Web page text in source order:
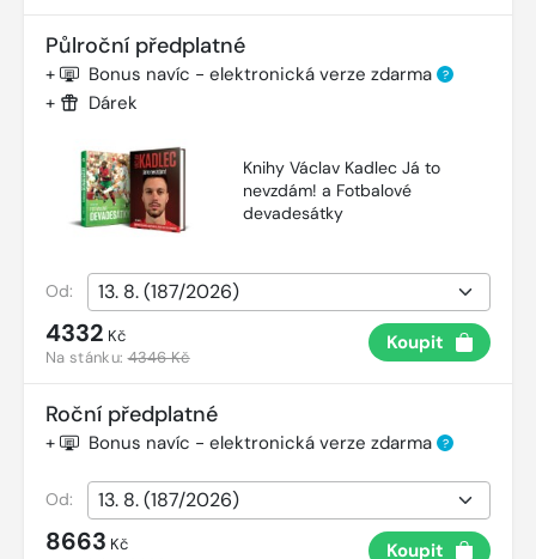
Půlroční předplatné
+ Bonus navíc - elektronická verze zdarma ?
+ Dárek
Knihy Václav Kadlec Já to
nevzdám! a Fotbalové
devadesátky
Od:
4332 Kč
Na stánku:4346 Kč
Koupit
Roční předplatné
+ Bonus navíc - elektronická verze zdarma ?
Od:
8663 Kč
Koupit